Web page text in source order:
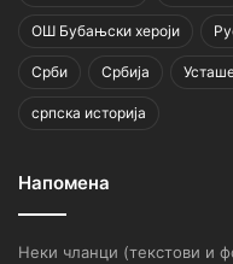
ОШ Бубањски хероји
Срби Србија
српска историја
Напомена
Неки чланци (текстови и